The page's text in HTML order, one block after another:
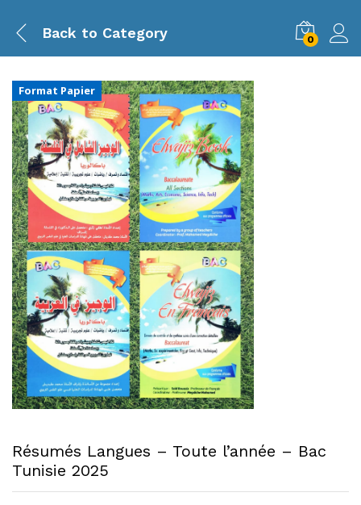
Back to Category 0
Résumés Langues – Toute l’année – Bac
Tunisie 2025
Format Papier